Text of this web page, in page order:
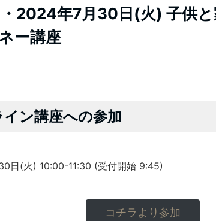
2024年7月30日(火) 子供と
ー講座
ン講座への参加
日(火) 10:00-11:30 (受付開始 9:45)
コチラより参加